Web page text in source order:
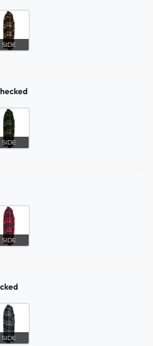
SIDE
SIDE
SIDE
SIDE